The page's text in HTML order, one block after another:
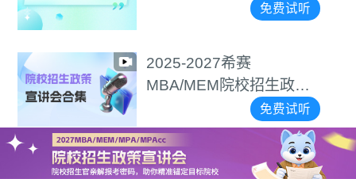
免费试听
2025-2027希赛
MBA/MEM院校招生政策
免费试听